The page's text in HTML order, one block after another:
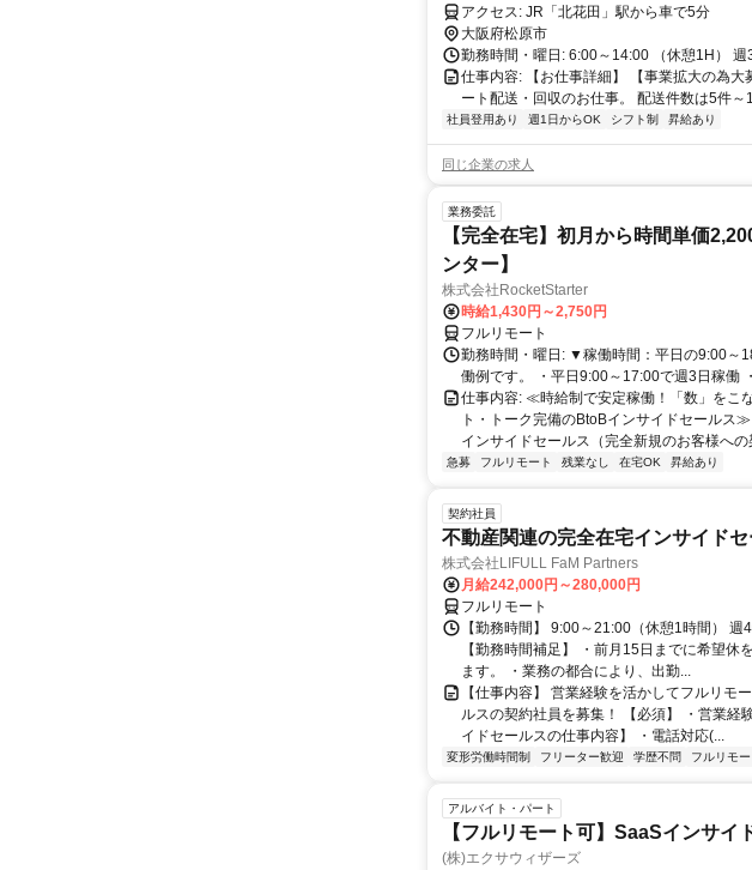
アクセス: JR「北花田」駅から車で5分
大阪府松原市
勤務時間・曜日: 6:00～14:00 （休憩1H） 週
仕事内容: 【お仕事詳細】 【事業拡大の為
ート配送・回収のお仕事。 配送件数は5件
社員登用あり 週1日からOK シフト制 昇給あり
同じ企業の求人
業務委託
【完全在宅】初月から時間単価
ンター】
株式会社RocketStarter
時給1,430円～2,750円
フルリモート
勤務時間・曜日: ▼稼働時間：平日の9:00～
働例です。 ・平日9:00～17:00で週3日稼働
仕事内容: ≪時給制で安定稼働！「数」をこ
ト・トーク完備のBtoBインサイドセールス
インサイドセールス（完全新規のお客様への
急募 フルリモート 残業なし 在宅OK 昇給あり
契約社員
不動産関連の完全在宅インサイドセ
株式会社LIFULL FaM Partners
月給242,000円～280,000円
フルリモート
【勤務時間】 9:00～21:00（休憩1時間）
【勤務時間補足】 ・前月15日までに希望休
ます。 ・業務の都合により、出勤...
【仕事内容】 営業経験を活かしてフルリモ
ルスの契約社員を募集！ 【必須】 ・営業経
イドセールスの仕事内容】 ・電話対応(...
変形労働時間制 フリーター歓迎 学歴不問 フルリモー
アルバイト・パート
【フルリモート可】SaaSインサイ
(株)エクサウィザーズ